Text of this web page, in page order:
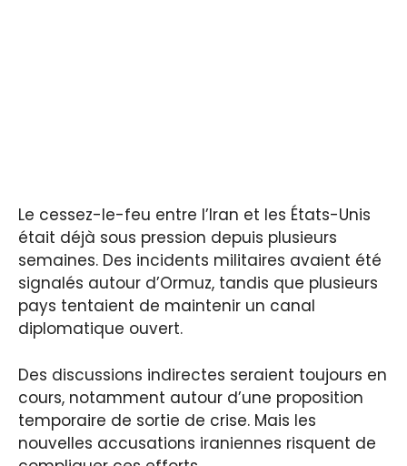
Le cessez-le-feu entre l’Iran et les États-Unis
était déjà sous pression depuis plusieurs
semaines. Des incidents militaires avaient été
signalés autour d’Ormuz, tandis que plusieurs
pays tentaient de maintenir un canal
diplomatique ouvert.
Des discussions indirectes seraient toujours en
cours, notamment autour d’une proposition
temporaire de sortie de crise. Mais les
nouvelles accusations iraniennes risquent de